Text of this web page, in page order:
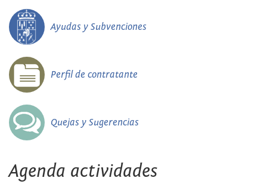
Ayudas y Subvenciones
Perfil de contratante
Quejas y Sugerencias
Agenda actividades